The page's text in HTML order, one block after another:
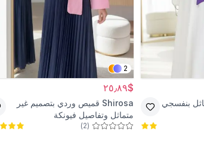
بنفسجي
2
$٢٥٫٨٩
Shirosa قميص وردي بتصميم غير
متماثل وتفاصيل فيونكة
(
2
)